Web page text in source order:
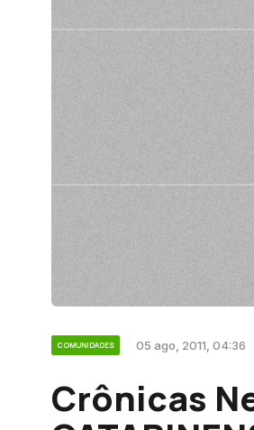
COMUNIDADES 05 ago, 2011, 04:36
Crônicas